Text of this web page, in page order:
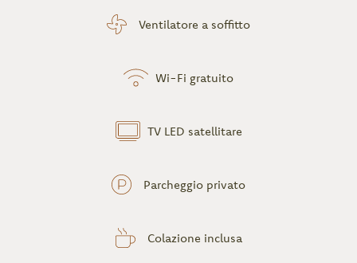
Ventilatore a soffitto
Wi-Fi gratuito
TV LED satellitare
Parcheggio privato
Colazione inclusa